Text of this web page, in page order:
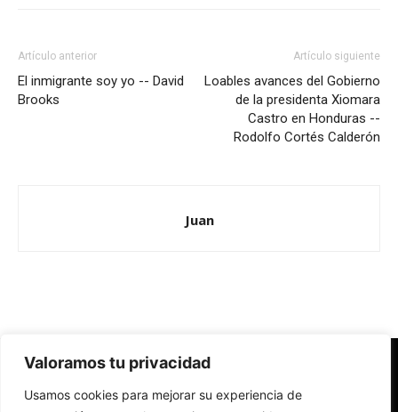
Valoramos tu privacidad
Usamos cookies para mejorar su experiencia de
Artículo anterior
El inmigrante soy yo -- David
Brooks
Artículo siguiente
Loables avances del Gobierno
de la presidenta Xiomara
Castro en Honduras --
Rodolfo Cortés Calderón
Juan
Redes Cristianas
Una mirada alternativa sobre la Iglesia católica y la sociedad